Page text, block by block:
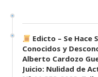
Edicto – Se Hace
Conocidos y
Alberto Cardozo
Juicio: Nulidad de